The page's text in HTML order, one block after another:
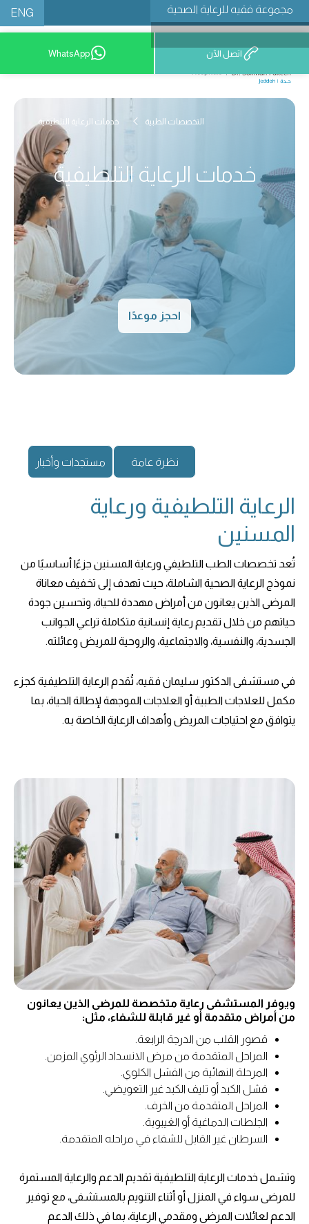
مجموعة فقيه للرعاية الصحية ENG
9200 12777 اتصل الآن WhatsApp
نظرة عامة مستجدات وأخبار
خدمات الرعاية التلطيفية
احجز موعدًا
التخصصات الطبية خدمات الرعاية التلطيفية
الرعاية التلطيفية ورعاية
المسنين
تُعد تخصصات الطب التلطيفي ورعاية المسنين جزءًا أساسيًا من
نموذج الرعاية الصحية الشاملة، حيث تهدف إلى تخفيف معاناة
المرضى الذين يعانون من أمراض مهددة للحياة، وتحسين جودة
حياتهم من خلال تقديم رعاية إنسانية متكاملة تراعي الجوانب
الجسدية، والنفسية، والاجتماعية، والروحية للمريض وعائلته.
في مستشفى الدكتور سليمان فقيه، تُقدم الرعاية التلطيفية كجزء
مكمل للعلاجات الطبية أو العلاجات الموجهة لإطالة الحياة، بما
يتوافق مع احتياجات المريض وأهداف الرعاية الخاصة به.
ويوفر المستشفى رعاية متخصصة للمرضى الذين يعانون
من أمراض متقدمة أو غير قابلة للشفاء، مثل:
قصور القلب من الدرجة الرابعة.
المراحل المتقدمة من مرض الانسداد الرئوي المزمن.
المرحلة النهائية من الفشل الكلوي.
فشل الكبد أو تليف الكبد غير التعويضي.
المراحل المتقدمة من الخرف.
الجلطات الدماغية أو الغيبوبة.
السرطان غير القابل للشفاء في مراحله المتقدمة.
وتشمل خدمات الرعاية التلطيفية تقديم الدعم والرعاية المستمرة
للمرضى سواء في المنزل أو أثناء التنويم بالمستشفى، مع توفير
الدعم لعائلات المرضى ومقدمي الرعاية، بما في ذلك الدعم